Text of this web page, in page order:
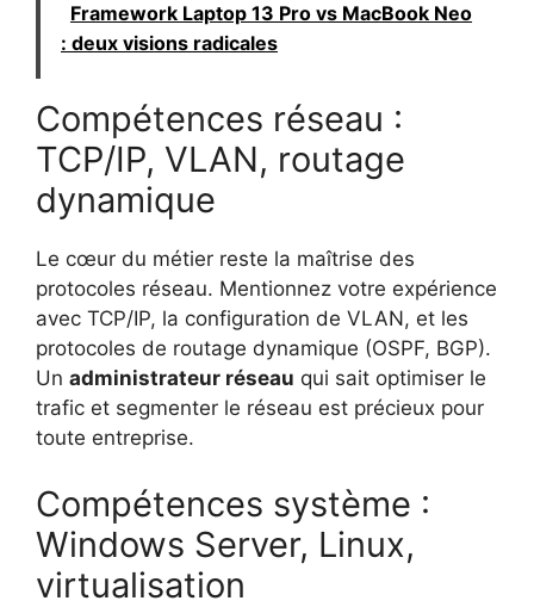
Framework Laptop 13 Pro vs MacBook Neo
: deux visions radicales
Compétences réseau :
TCP/IP, VLAN, routage
dynamique
Le cœur du métier reste la maîtrise des
protocoles réseau. Mentionnez votre expérience
avec TCP/IP, la configuration de VLAN, et les
protocoles de routage dynamique (OSPF, BGP).
Un administrateur réseau qui sait optimiser le
trafic et segmenter le réseau est précieux pour
toute entreprise.
Compétences système :
Windows Server, Linux,
virtualisation